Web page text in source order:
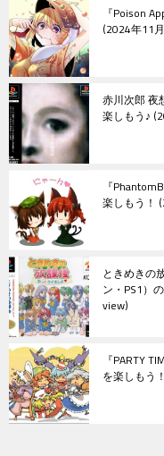
『Poison
2024年11
赤川次郎 夜
楽しもう♪
『
楽しもう！
ときめきの
ン・PS1）
view
『PARTY
を楽しもう！